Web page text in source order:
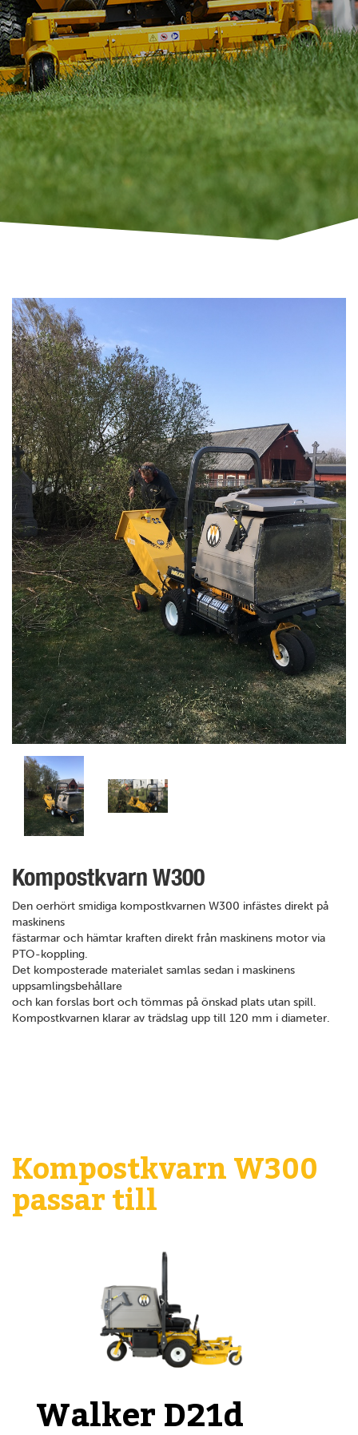
Kompostkvarn W300
Den oerhört smidiga kompostkvarnen W300 infästes direkt på
maskinens
fästarmar och hämtar kraften direkt från maskinens motor via
PTO-koppling.
Det komposterade materialet samlas sedan i maskinens
uppsamlingsbehållare
och kan forslas bort och tömmas på önskad plats utan spill.
Kompostkvarnen klarar av trädslag upp till 120 mm i diameter.
Kompostkvarn W300
passar till
Walker D21d